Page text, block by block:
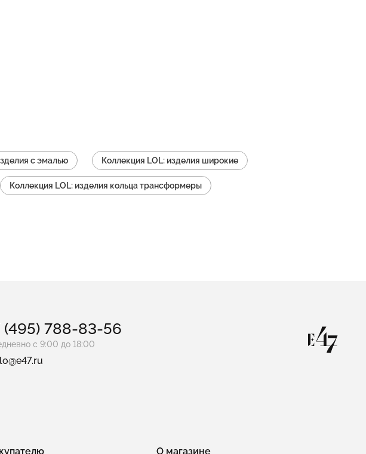
с эмалью Коллекция LOL: изделия широкие
Коллекция LOL: изделия кольца трансформеры
(495) 788-83-56
с 9:00 до 18:00
О магазине